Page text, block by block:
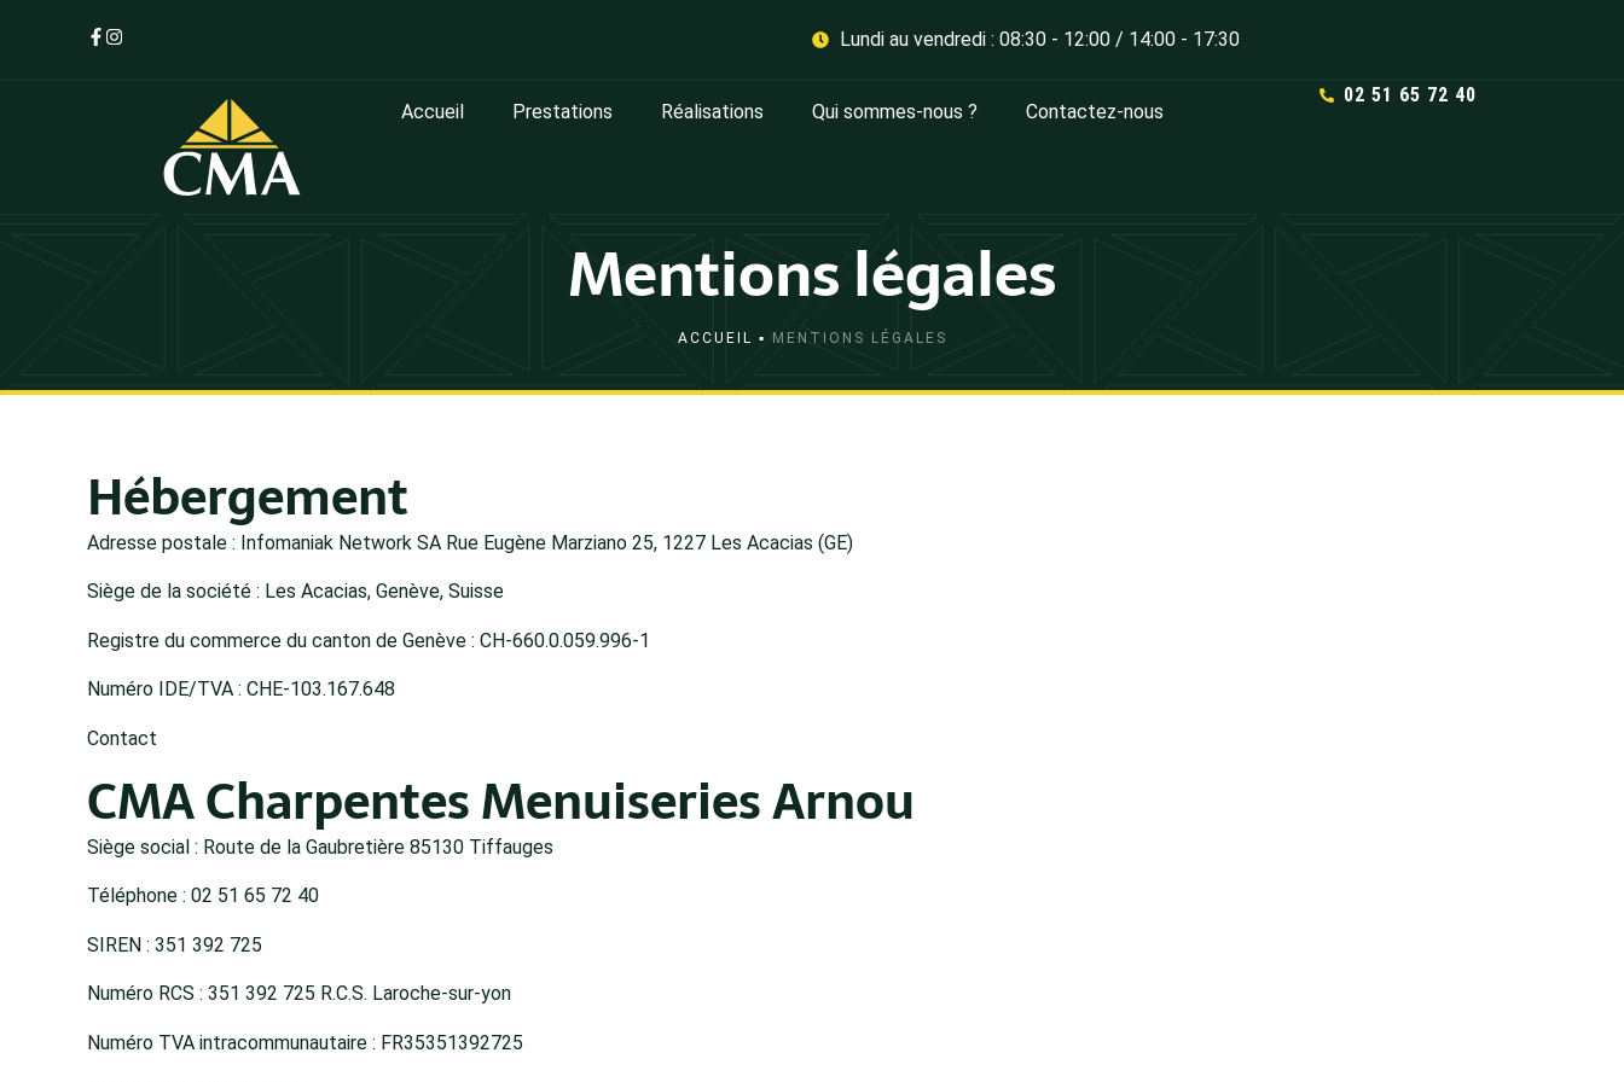
Lundi au vendredi : 08:30 - 12:00 / 14:00 - 17:30
Accueil Prestations Réalisations Qui sommes-nous ? Contactez-nous
02 51 65 72 40
Mentions légales
ACCUEIL ▪ MENTIONS LÉGALES
Hébergement
Adresse postale : Infomaniak Network SA Rue Eugène Marziano 25, 1227 Les Acacias (GE)
Siège de la société : Les Acacias, Genève, Suisse
Registre du commerce du canton de Genève : CH-660.0.059.996-1
Numéro IDE/TVA : CHE-103.167.648
Contact
CMA Charpentes Menuiseries Arnou
Siège social : Route de la Gaubretière 85130 Tiffauges
Téléphone : 02 51 65 72 40
SIREN : 351 392 725
Numéro RCS : 351 392 725 R.C.S. Laroche-sur-yon
Numéro TVA intracommunautaire : FR35351392725